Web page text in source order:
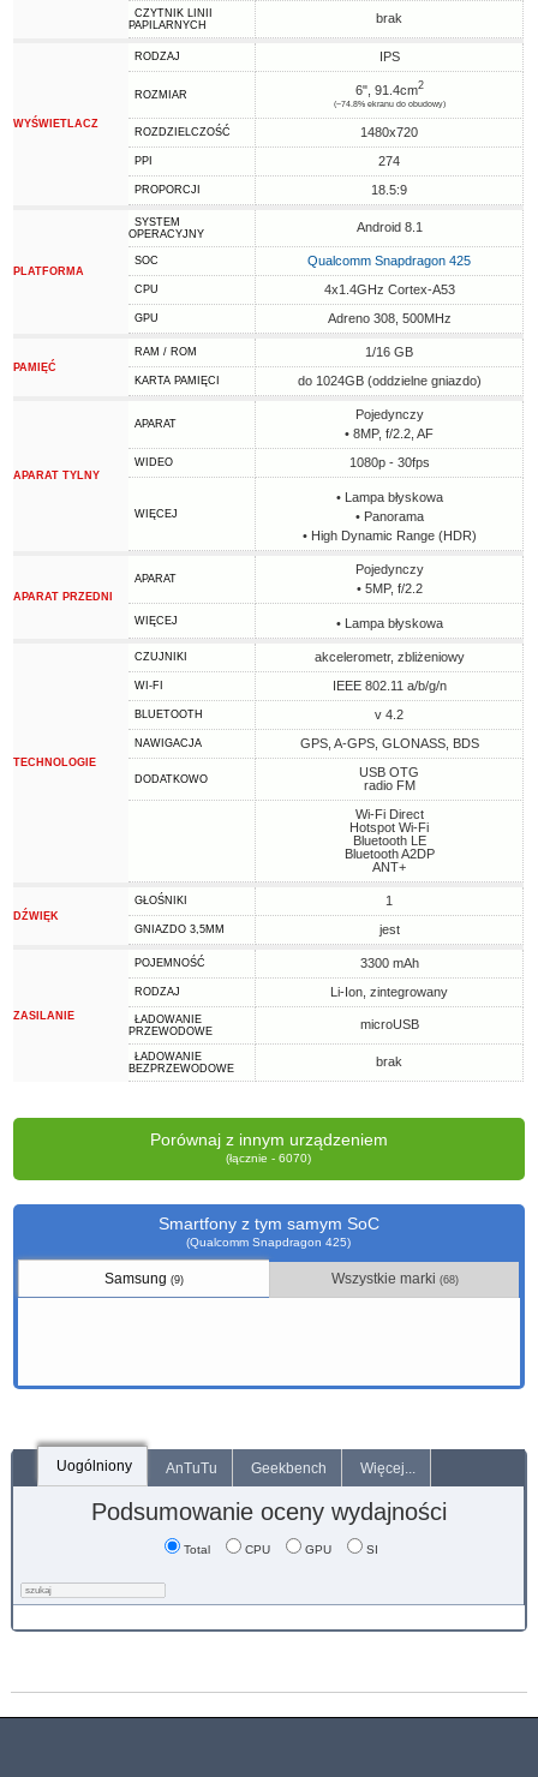
CZYTNIK LINII
PAPILARNYCH
brak
WYŚWIETLACZ
RODZAJ IPS
ROZMIAR 6", 91.4cm2
(~74.8% ekranu do obudowy)
ROZDZIELCZOŚĆ 1480x720
PPI 274
PROPORCJI 18.5:9
PLATFORMA
SYSTEM
OPERACYJNY
Android 8.1
SOC Qualcomm Snapdragon 425
CPU 4x1.4GHz Cortex-A53
GPU Adreno 308, 500MHz
PAMIĘĆ
RAM / ROM 1/16 GB
KARTA PAMIĘCI do 1024GB (oddzielne gniazdo)
APARAT TYLNY
APARAT
Pojedynczy
• 8MP, f/2.2, AF
WIDEO 1080p - 30fps
WIĘCEJ
• Lampa błyskowa
• Panorama
• High Dynamic Range (HDR)
APARAT PRZEDNI
APARAT
Pojedynczy
• 5MP, f/2.2
WIĘCEJ • Lampa błyskowa
TECHNOLOGIE
CZUJNIKI akcelerometr, zbliżeniowy
WI-FI IEEE 802.11 a/b/g/n
BLUETOOTH v 4.2
NAWIGACJA GPS, A-GPS, GLONASS, BDS
DODATKOWO
USB OTG
radio FM
Wi-Fi Direct
Hotspot Wi-Fi
Bluetooth LE
Bluetooth A2DP
ANT+
DŹWIĘK
GŁOŚNIKI 1
GNIAZDO 3,5MM jest
ZASILANIE
POJEMNOŚĆ 3300 mAh
RODZAJ Li-Ion, zintegrowany
ŁADOWANIE
PRZEWODOWE
microUSB
ŁADOWANIE
BEZPRZEWODOWE
brak
Porównaj z innym urządzeniem
(łącznie - 6070)
Smartfony z tym samym SoC
(Qualcomm Snapdragon 425)
Samsung(9) Wszystkie marki (68)
Uogólniony AnTuTu Geekbench Więcej...
Podsumowanie oceny wydajności
Total CPU GPU SI